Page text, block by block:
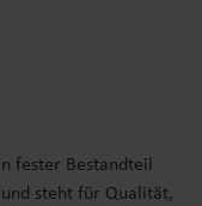
fester Bestandteil
steht für Qualität,